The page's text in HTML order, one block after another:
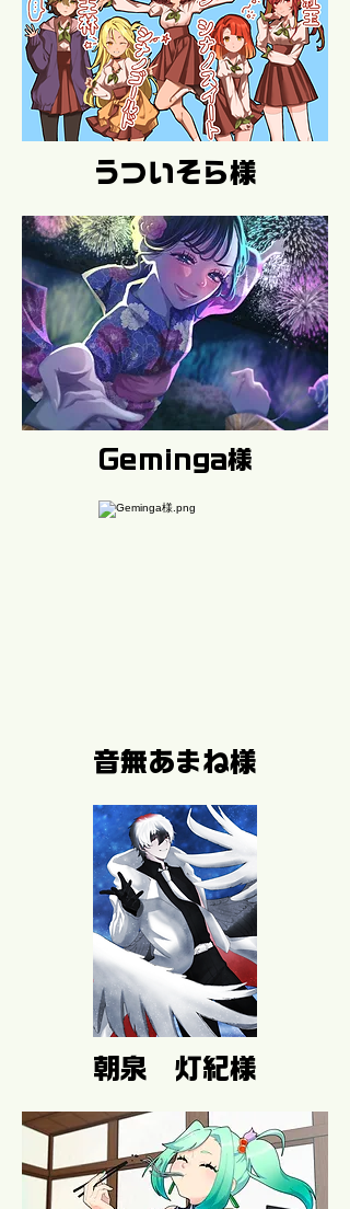
うついそら様
Geminga様
音無あまね様
朝泉 灯紀様